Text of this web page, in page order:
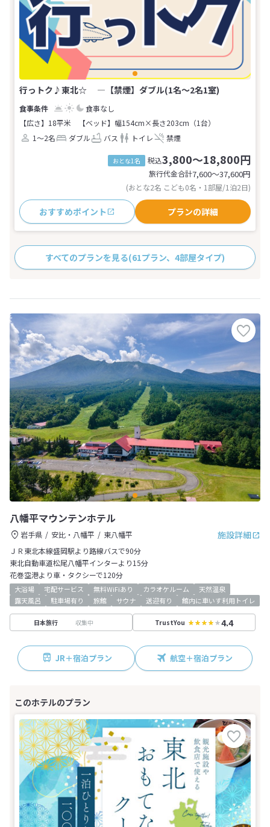
行っトク♪東北☆ ―【禁煙】ダブル(1名～2名1室)
食事なし
【広さ】18平米
【ベッド】幅154cm×長さ203cm（1台）
1～2名
ダブル バス トイレ 禁煙
おとな1名 税込3,800～18,800円
旅行代金合計7,600〜37,600円
(おとな2名 こども0名・1部屋/1泊2日)
おすすめポイント プランの詳細
すべてのプランを見る(61プラン、4部屋タイプ)
八幡平マウンテンホテル
施設詳細
岩手県 安比・八幡平
東八幡平
ＪＲ東北本線盛岡駅より路線バスで90分
東北自動車道松尾八幡平インターより15分
花巻空港より車・タクシーで120分
大浴場 宅配サービス 無料WiFiあり カラオケルーム
天然温泉
露天風呂
駐車場有り 旅館 サウナ 送迎有り 館内に車いす利用トイレ
日本旅行 収集中 TrustYou 4.4
JR＋宿泊プラン 航空＋宿泊プラン